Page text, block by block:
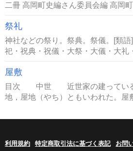
二冊 高岡町史編さん委員会編 高岡
祭礼
神社などの祭り。祭典。祭儀。[類
祀・祝典・祝儀・大祭・大儀・大礼
屋敷
目次 中世 近世家の建っている
地，屋地（やち）ともいわれた。屋
利用規約 特定商取引法に基づく表記 お問